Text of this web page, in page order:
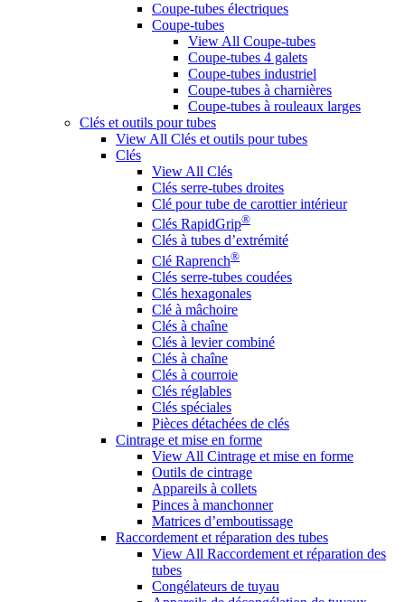
Coupe-tubes électriques
Coupe-tubes
View All Coupe-tubes
Coupe-tubes 4 galets
Coupe-tubes industriel
Coupe-tubes à charnières
Coupe-tubes à rouleaux larges
Clés et outils pour tubes
View All Clés et outils pour tubes
Clés
View All Clés
Clés serre-tubes droites
Clé pour tube de carottier intérieur
Clés RapidGrip®
Clés à tubes d’extrémité
Clé Raprench®
Clés serre-tubes coudées
Clés hexagonales
Clé à mâchoire
Clés à chaîne
Clés à levier combiné
Clés à chaîne
Clés à courroie
Clés réglables
Clés spéciales
Pièces détachées de clés
Cintrage et mise en forme
View All Cintrage et mise en forme
Outils de cintrage
Appareils à collets
Pinces à manchonner
Matrices d’emboutissage
Raccordement et réparation des tubes
View All Raccordement et réparation des
tubes
Congélateurs de tuyau